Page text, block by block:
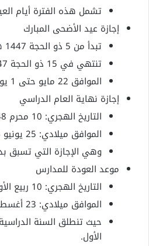
تشمل هذه الفترة أيام
إجازة عيد الأضحى المبارك
تبدأ من 5 ذو الحجة 1447 هـ
تنتهي في 15 ذو الحجة 1447 هـ
الموافق 22 مايو حتى 1 يونيو 2026 م.
إجازة نهاية العام الدراسي
التاريخ الهجري: 10 محرم 1448 هـ
الموافق ميلادي: 25 يونيو 2026 م.
وهي الإجازة التي تسبق
موعد العودة للمدارس
التاريخ الهجري: 10 ربيع الأول 1448 هـ
الموافق ميلادي: 23 أغسطس 2026 م.
حيث تنطلق السنة
الأول.